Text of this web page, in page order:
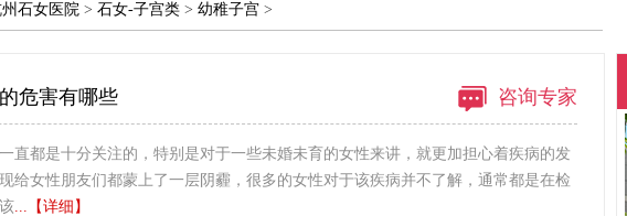
石女医院 > 石女-子宫类 > 幼稚子宫 >
危害有哪些 咨询专家
直都是十分关注的，特别是对于一些未婚未育的女性来讲，就更加担心着疾病的发
给女性朋友们都蒙上了一层阴霾，很多的女性对于该疾病并不了解，通常都是在检
...【详细】